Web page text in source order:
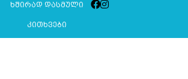
ხშირად დასმული
კითხვები